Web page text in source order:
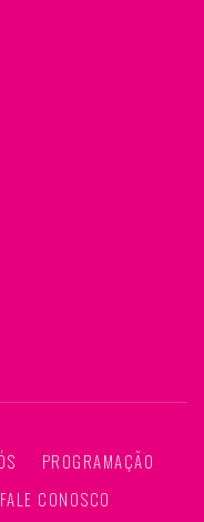
PROGRAMAÇÃO
FALE CONOSCO